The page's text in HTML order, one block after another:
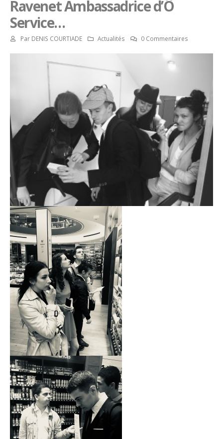
Ravenet Ambassadrice d’Ô
Service…
Par DENIS COURTIADE Actualités 0 Commentaires